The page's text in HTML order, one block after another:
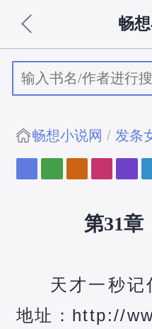
畅
畅想小说网 发条
第31章
天才一秒记
地址：http://